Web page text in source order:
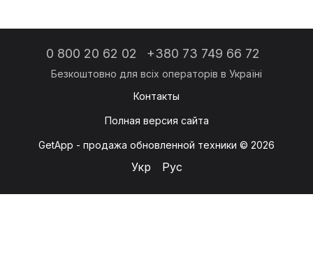
0 800 20 62 02 +380 73 749 66 72
Контакты
Полная версия сайта
GetApp - продажа обновленной техники © 2026
Укр Рус